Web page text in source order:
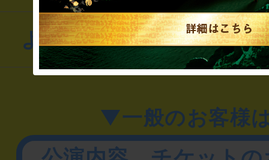
よくあるお問い合わせ
▼一般のお客様